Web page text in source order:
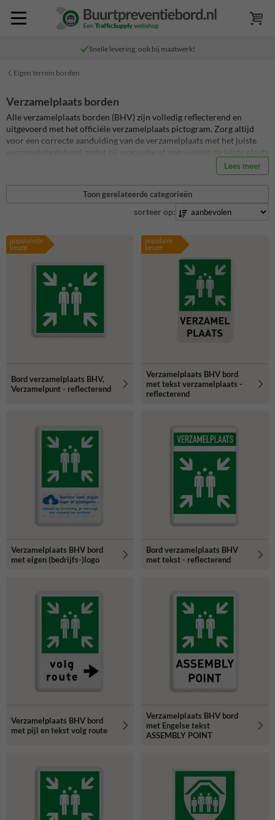
Snelle levering, ook bij maatwerk!
Eigen terrein borden
Verzamelplaats borden
Alle verzamelplaats borden (BHV) zijn volledig reflecterend en
uitgevoerd met het officiële verzamelplaats pictogram. Zorg altijd
voor een correcte aanduiding van de verzamelplaats met het juiste
verzamelplaatsbord, zodat bij evacuatie of ontruiming de juiste plaats
wordt gevonden! Koop hier je bord verzamelplaats met paal voor o.a.
BHV, bouwplaats, magazijn of werkplaats. Bekijk hieronder alle
verzamelplaatsborden met het officiële verzamelplaats BHV
pictogram. De meeste bordontwerpen hieronder kun je ook
Lees meer
Toon gerelateerde categorieën
sorteer op:
populairste
keuze
Bord verzamelplaats BHV,
Verzamelpunt - reflecterend
populaire
keuze
Verzamelplaats BHV bord
met tekst verzamelplaats -
reflecterend
Verzamelplaats BHV bord
met eigen (bedrijfs-)logo
Bord verzamelplaats BHV
met tekst - reflecterend
Verzamelplaats BHV bord
met pijl en tekst volg route
Verzamelplaats BHV bord
met Engelse tekst
ASSEMBLY POINT